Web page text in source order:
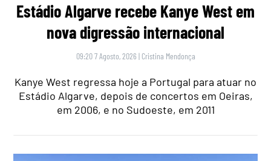
Estádio Algarve recebe Kanye West em
nova digressão internacional
09:20 7 Agosto, 2026 | Cristina Mendonça
Kanye West regressa hoje a Portugal para atuar no
Estádio Algarve, depois de concertos em Oeiras,
em 2006, e no Sudoeste, em 2011